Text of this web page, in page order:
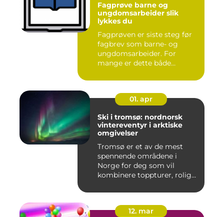
Fagprøve barne og
ungdomsarbeider slik
lykkes du
Fagprøven er siste steg før
fagbrev som barne- og
ungdomsarbeider. For
mange er dette både
01. apr
Ski i tromsø: nordnorsk
vintereventyr i arktiske
omgivelser
Tromsø er et av de mest
spennende områdene i
Norge for deg som vil
kombinere toppturer, rolig
12. mar